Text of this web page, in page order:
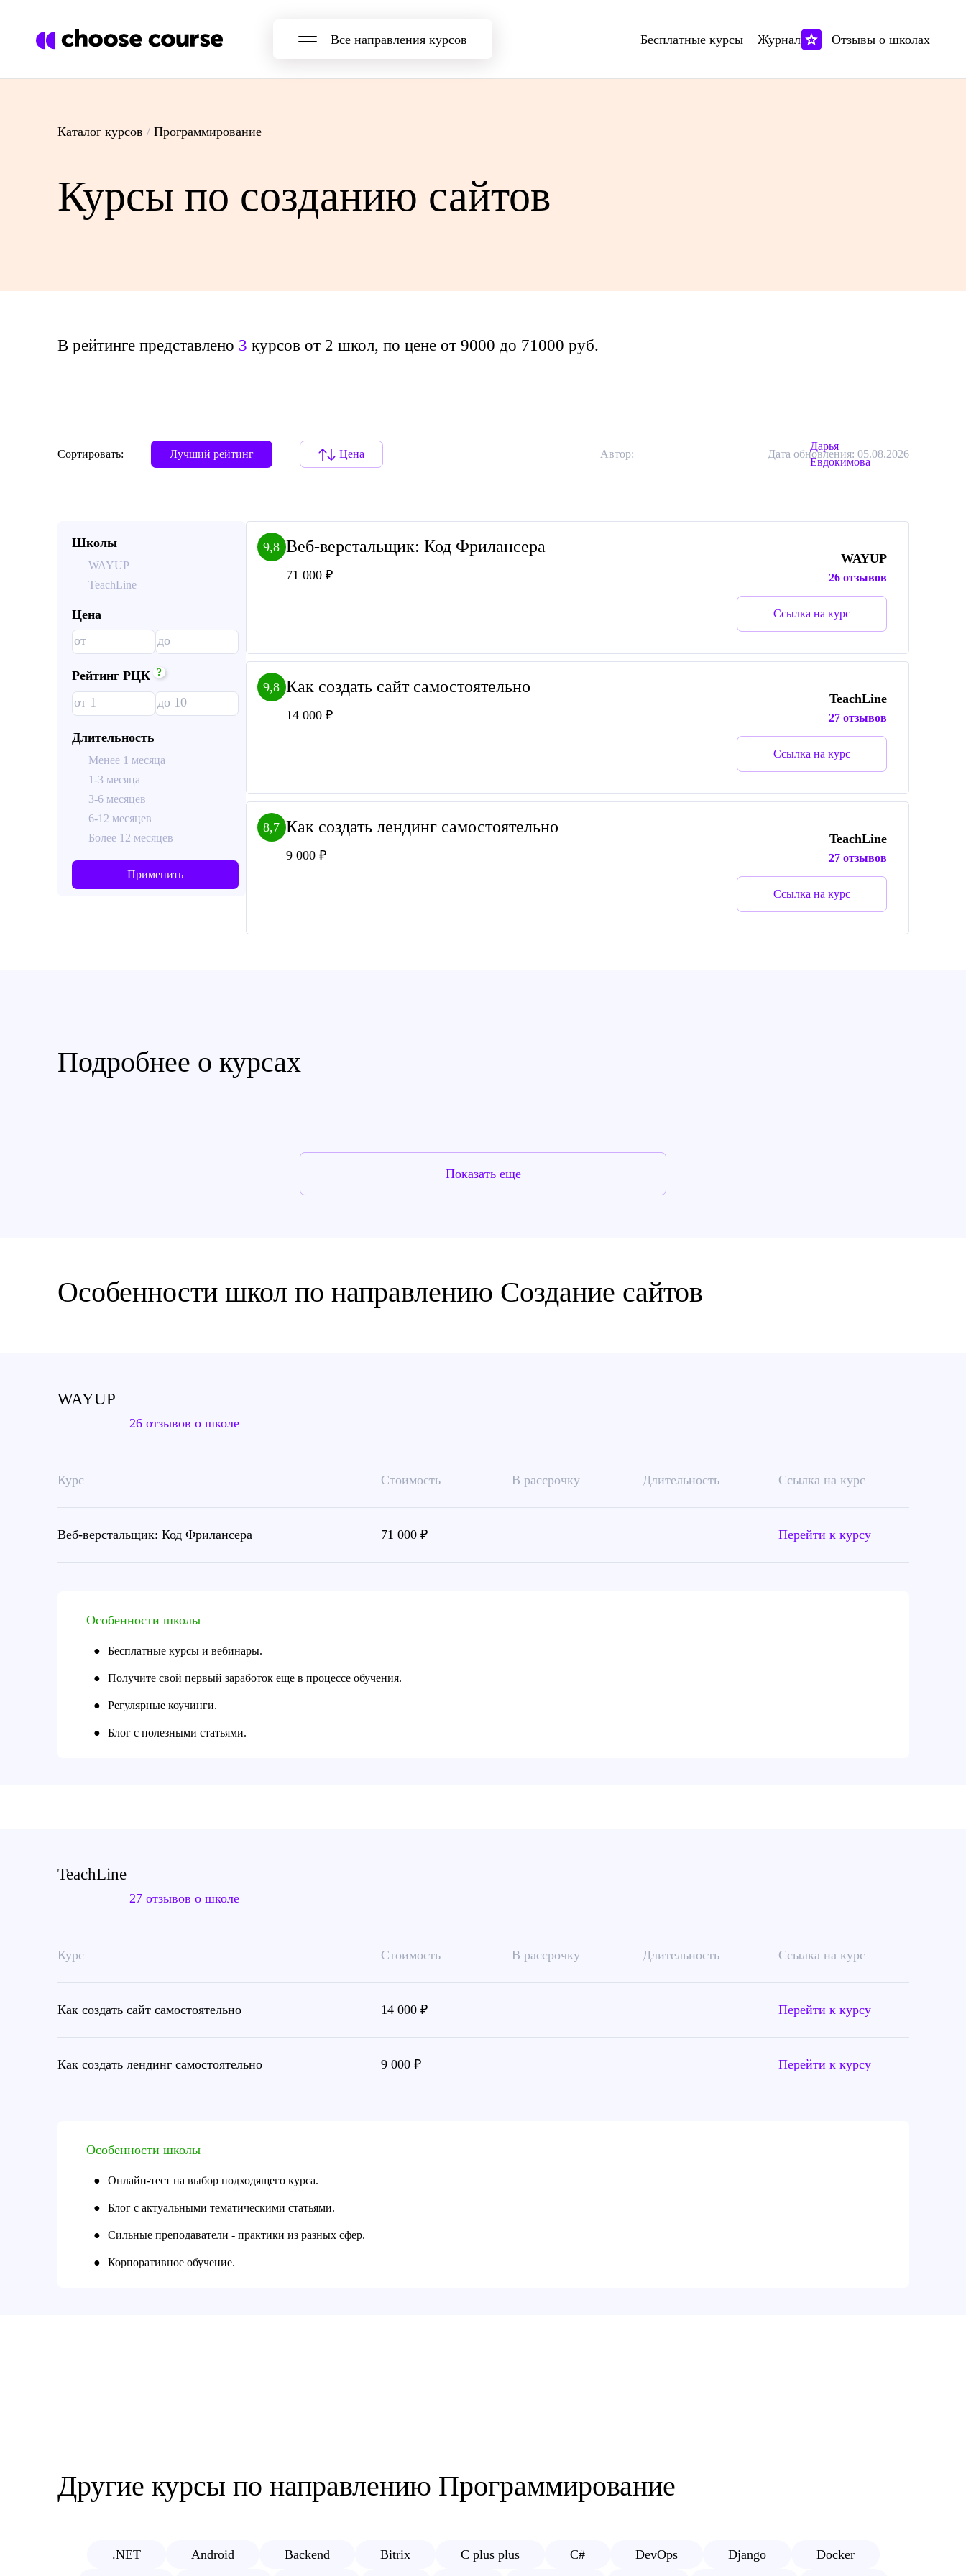
Все направления курсов Бесплатные курсы Журнал Отзывы о школах
Каталог курсов / Программирование
Курсы по созданию сайтов
В рейтинге представлено 3 курсов от 2 школ, по цене от 9000 до 71000 руб.
Сортировать: Лучший рейтинг Цена Автор:
Дарья
Евдокимова
Дата обновления: 05.08.2026
Школы
WAYUP
TeachLine
Цена
Рейтинг РЦК ?
Длительность
Менее 1 месяца
1-3 месяца
3-6 месяцев
6-12 месяцев
Более 12 месяцев
Применить
9,8 Веб-верстальщик: Код Фрилансера
71 000 ₽
WAYUP
26 отзывов
Ссылка на курс
9,8 Как создать сайт самостоятельно
14 000 ₽
TeachLine
27 отзывов
Ссылка на курс
8,7 Как создать лендинг самостоятельно
9 000 ₽
TeachLine
27 отзывов
Ссылка на курс
Подробнее о курсах
Показать еще
Особенности школ по направлению Создание сайтов
WAYUP
26 отзывов о школе
Курс Стоимость В рассрочку Длительность Ссылка на курс
Веб-верстальщик: Код Фрилансера 71 000 ₽ Перейти к курсу
Особенности школы
● Бесплатные курсы и вебинары.
● Получите свой первый заработок еще в процессе обучения.
● Регулярные коучинги.
● Блог с полезными статьями.
TeachLine
27 отзывов о школе
Курс Стоимость В рассрочку Длительность Ссылка на курс
Как создать сайт самостоятельно 14 000 ₽ Перейти к курсу
Как создать лендинг самостоятельно 9 000 ₽ Перейти к курсу
Особенности школы
● Онлайн-тест на выбор подходящего курса.
● Блог с актуальными тематическими статьями.
● Сильные преподаватели - практики из разных сфер.
● Корпоративное обучение.
Другие курсы по направлению Программирование
.NET Android Backend Bitrix C plus plus C# DevOps Django Docker